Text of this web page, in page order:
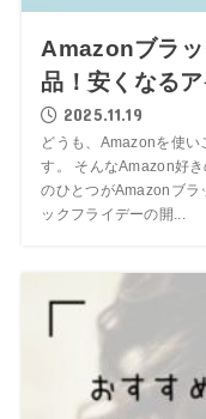
Amazonブラ
品！安くなる
2025.11.19
どうも、Amazonを使い
す。 そんなAmazon好
のひとつがAmazonブラ
ックフライデーの開...